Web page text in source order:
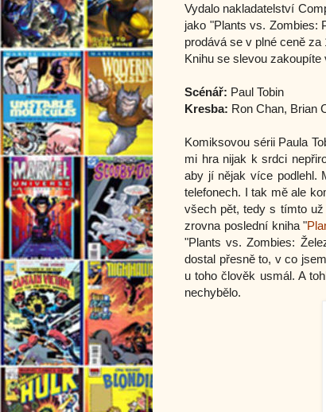
Vydalo nakladatelství
jako "Plants vs. Zombies:
prodává se v plné ceně za
Knihu se slevou
Scénář: Paul Tobin
Kresba: Ron Chan, Brian
Komiksovou sérii Paula
mi hra nijak k srdci
aby jí nějak více podlehl.
telefonech. I tak mě ale
všech pět, tedy s tímto
zrovna poslední kniha "
"Plants vs. Zombies:
dostal přesně to, v co
u toho člověk usmál. A
nechybělo.